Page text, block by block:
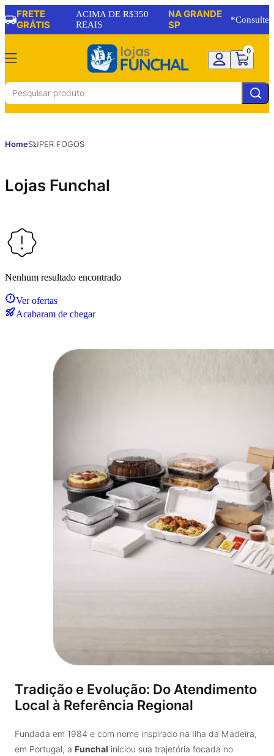
FRETE
GRÁTIS
ACIMA DE R$350
REAIS
NA GRANDE
SP
*Consulte
0
HomeSUPER FOGOS
Lojas Funchal
Nenhum resultado encontrado
Ver ofertas
Acabaram de chegar
Tradição e Evolução: Do Atendimento
Local à Referência Regional
Fundada em 1984 e com nome inspirado na Ilha da Madeira,
em Portugal, a Funchal iniciou sua trajetória focada no